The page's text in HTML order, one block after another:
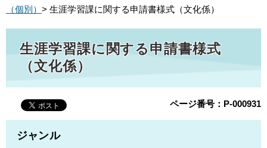
（個別） > 生涯学習課に関する申請書様式（文化係）
生涯学習課に関する申請書様式
（文化係）
ページ番号：P-000931
ジャンル